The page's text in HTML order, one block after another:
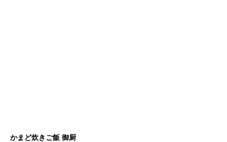
かまど炊きご飯 御厨